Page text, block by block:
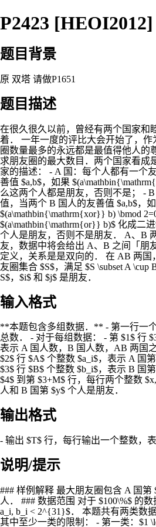
P2423
题目背景
原 双塔 请做P1651
题目描述
在很久很久以前，曾经有两个国家和
着． 一年一度的评比大会开始了，
圈数量最多的永远都是最值得他人的
求朋友圈的最大数目．两个国家看成
家的描述： - A 国：每个人都有一个
善值 $a,b$，如果
么这两个人都是朋友，否则不是； -
值，当两个 B 国人的友善值 $a,b$，
$(a\mathbin{\mathrm{xor}} b) \bmod
$(a\mathbin{\mathrm{or}} b)$ 化成二
个人是朋友，否则不是朋友． A、B
友，数据中将会给出 A、B 之间「朋
定义，关系是是双向的． 在 AB 两国
友圈集合 $S$，满足 $S \subset A \cup
S$，$i$ 和 $j$ 是朋友．
输入格式
**本题包含多组数据．** - 第一行一
总数． - 对于每组数据： - 第 $1$ 行
表示 A 国人数，B 国人数，AB 两国
$2$ 行 $A$ 个整数 $a_i$，表示 A 国
$3$ 行 $B$ 个整数 $b_i$，表示 B 国
$4$ 到第 $3+M$ 行，每行两个整数
人和 B 国第 $y$ 个人是朋友．
输出格式
- 输出 $T$ 行，每行输出一个整数，
说明/提示
### 样例解释 最大朋友圈包含 A 国第
人． ### 数据范围 对于 $100\%$ 的数
a_i, b_i < 2^{31}$． 本题共有两类数
其中至少一类的限制： - 第一类：$1